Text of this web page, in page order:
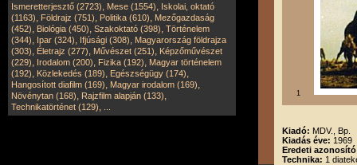
Ismeretterjesztő (2723), Mese (1554), Iskolai, oktató
(1163), Földrajz (751), Politika (610), Mezőgazdaság
(452), Biológia (450), Szakoktató (398), Történelem
(344), Ipar (324), Ifjúsági (308), Magyarország földrajza
(303), Életrajz (277), Művészet (251), Képzőművészet
(229), Irodalom (200), Fizika (192), Magyar történelem
(192), Közlekedés (189), Egészségügy (174),
Hangosított diafilm (169), Magyar irodalom (169),
Növénytan (168), Rajzfilm alapján (133),
Technikatörténet (129),
1
Kiadó: MDV., Bp.
Kiadás éve: 1969
Eredeti
Technika: 1